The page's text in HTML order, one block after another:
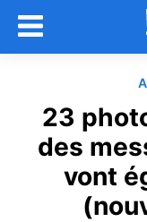
23
des
vont